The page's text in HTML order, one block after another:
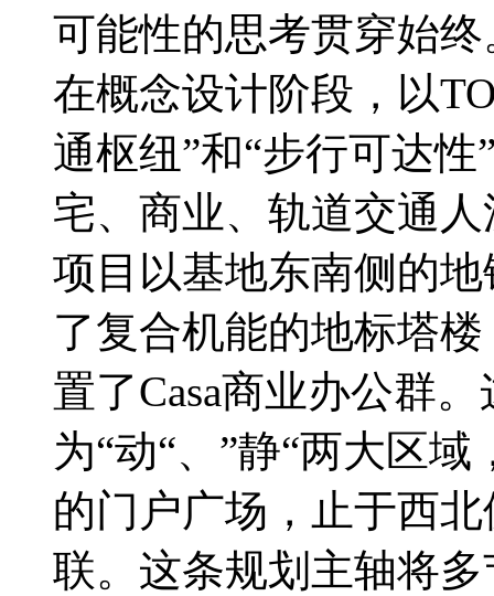
可能性的思考贯穿始终
在概念设计阶段，以
通枢纽”和“步行可达
宅、商业、轨道交通
项目以基地东南侧的
了复合机能的地标塔
置了Casa商业办公群
为“动“、”静“两大区
的门户广场，止于西
联。这条规划主轴将